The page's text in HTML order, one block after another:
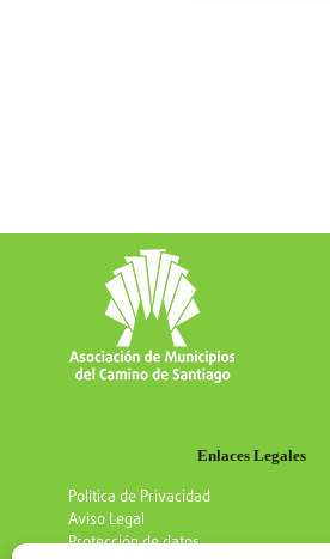
Enlaces Legales
Política de Privacidad
Aviso Legal
Protección de datos